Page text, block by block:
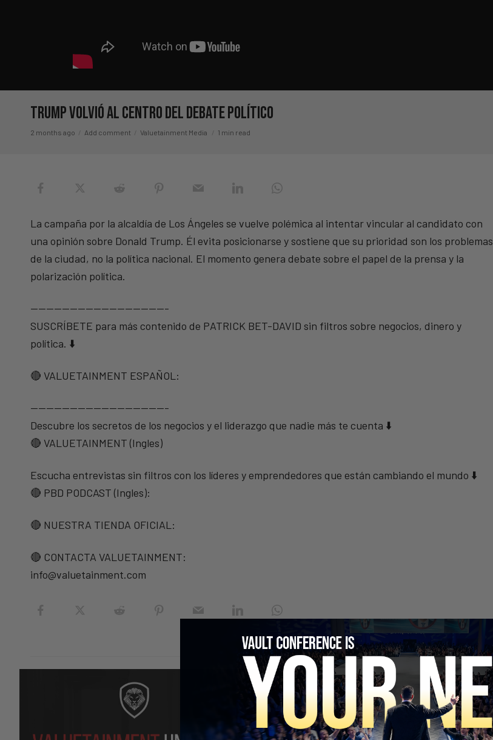
Trump volvió al centro del debate político
2 months ago Add comment Valuetainment Media 1 min read
La campaña por la alcaldía de Los Ángeles se vuelve polémica al intentar vincular al candidato con
una opinión sobre Donald Trump. Él evita posicionarse y sostiene que su prioridad son los problemas
de la ciudad, no la política nacional. El momento genera debate sobre el papel de la prensa y la
polarización política.
—————————————————-
SUSCRÍBETE para más contenido de PATRICK BET-DAVID sin filtros sobre negocios, dinero y
política. ⬇️
🔴 VALUETAINMENT ESPAÑOL:
—————————————————-
Descubre los secretos de los negocios y el liderazgo que nadie más te cuenta ⬇️
🔴 VALUETAINMENT (Ingles)
Escucha entrevistas sin filtros con los líderes y emprendedores que están cambiando el mundo ⬇️
🔴 PBD PODCAST (Ingles):
🔴 NUESTRA TIENDA OFICIAL:
🔴 CONTACTA VALUETAINMENT:
info@valuetainment.com